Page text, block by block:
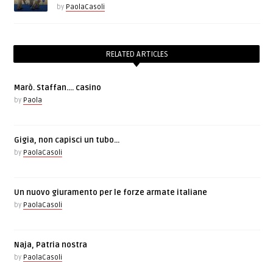
by PaolaCasoli
RELATED ARTICLES
Marò. Staffan…. casino
by Paola
Gigia, non capisci un tubo…
by PaolaCasoli
Un nuovo giuramento per le forze armate italiane
by PaolaCasoli
Naja, Patria nostra
by PaolaCasoli